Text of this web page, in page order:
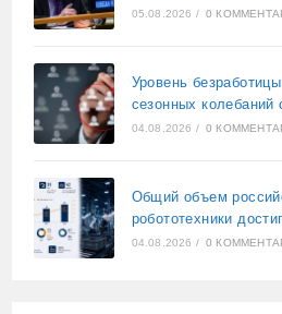
05.08.2026 / 0
Уровень
сезонных колебаний
04.08.2026 / 0
Общий объем
робототехники
04.08.2026 / 0